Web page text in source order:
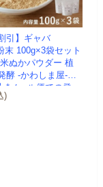
引】ギャバ
末 100g×3袋セット
ぬかパウダー 植
酵 -かわしま屋-
*メール便での発
)